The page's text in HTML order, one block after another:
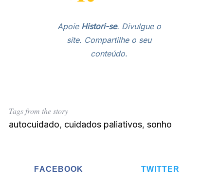
Apoie Histori-se. Divulgue o
site. Compartilhe o seu
conteúdo.
Tags from the story
autocuidado, cuidados paliativos, sonho
FACEBOOK TWITTER